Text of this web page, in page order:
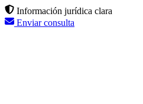
Información jurídica clara
Enviar consulta